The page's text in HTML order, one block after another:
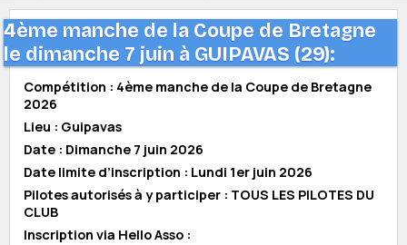
4ème manche de la Coupe de Bretagne
le dimanche 7 juin à GUIPAVAS (29):
Compétition : 4ème manche de la Coupe de Bretagne
2026
Lieu : Guipavas
Date : Dimanche 7 juin 2026
Date limite d’inscription : Lundi 1er juin 2026
Pilotes autorisés à y participer : TOUS LES PILOTES DU
CLUB
Inscription via Hello Asso :